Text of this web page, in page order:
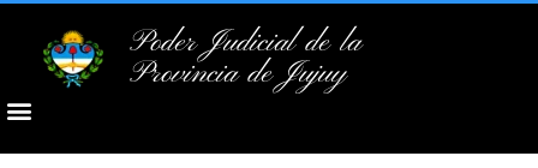
Poder Judicial de la
Provincia de Jujuy